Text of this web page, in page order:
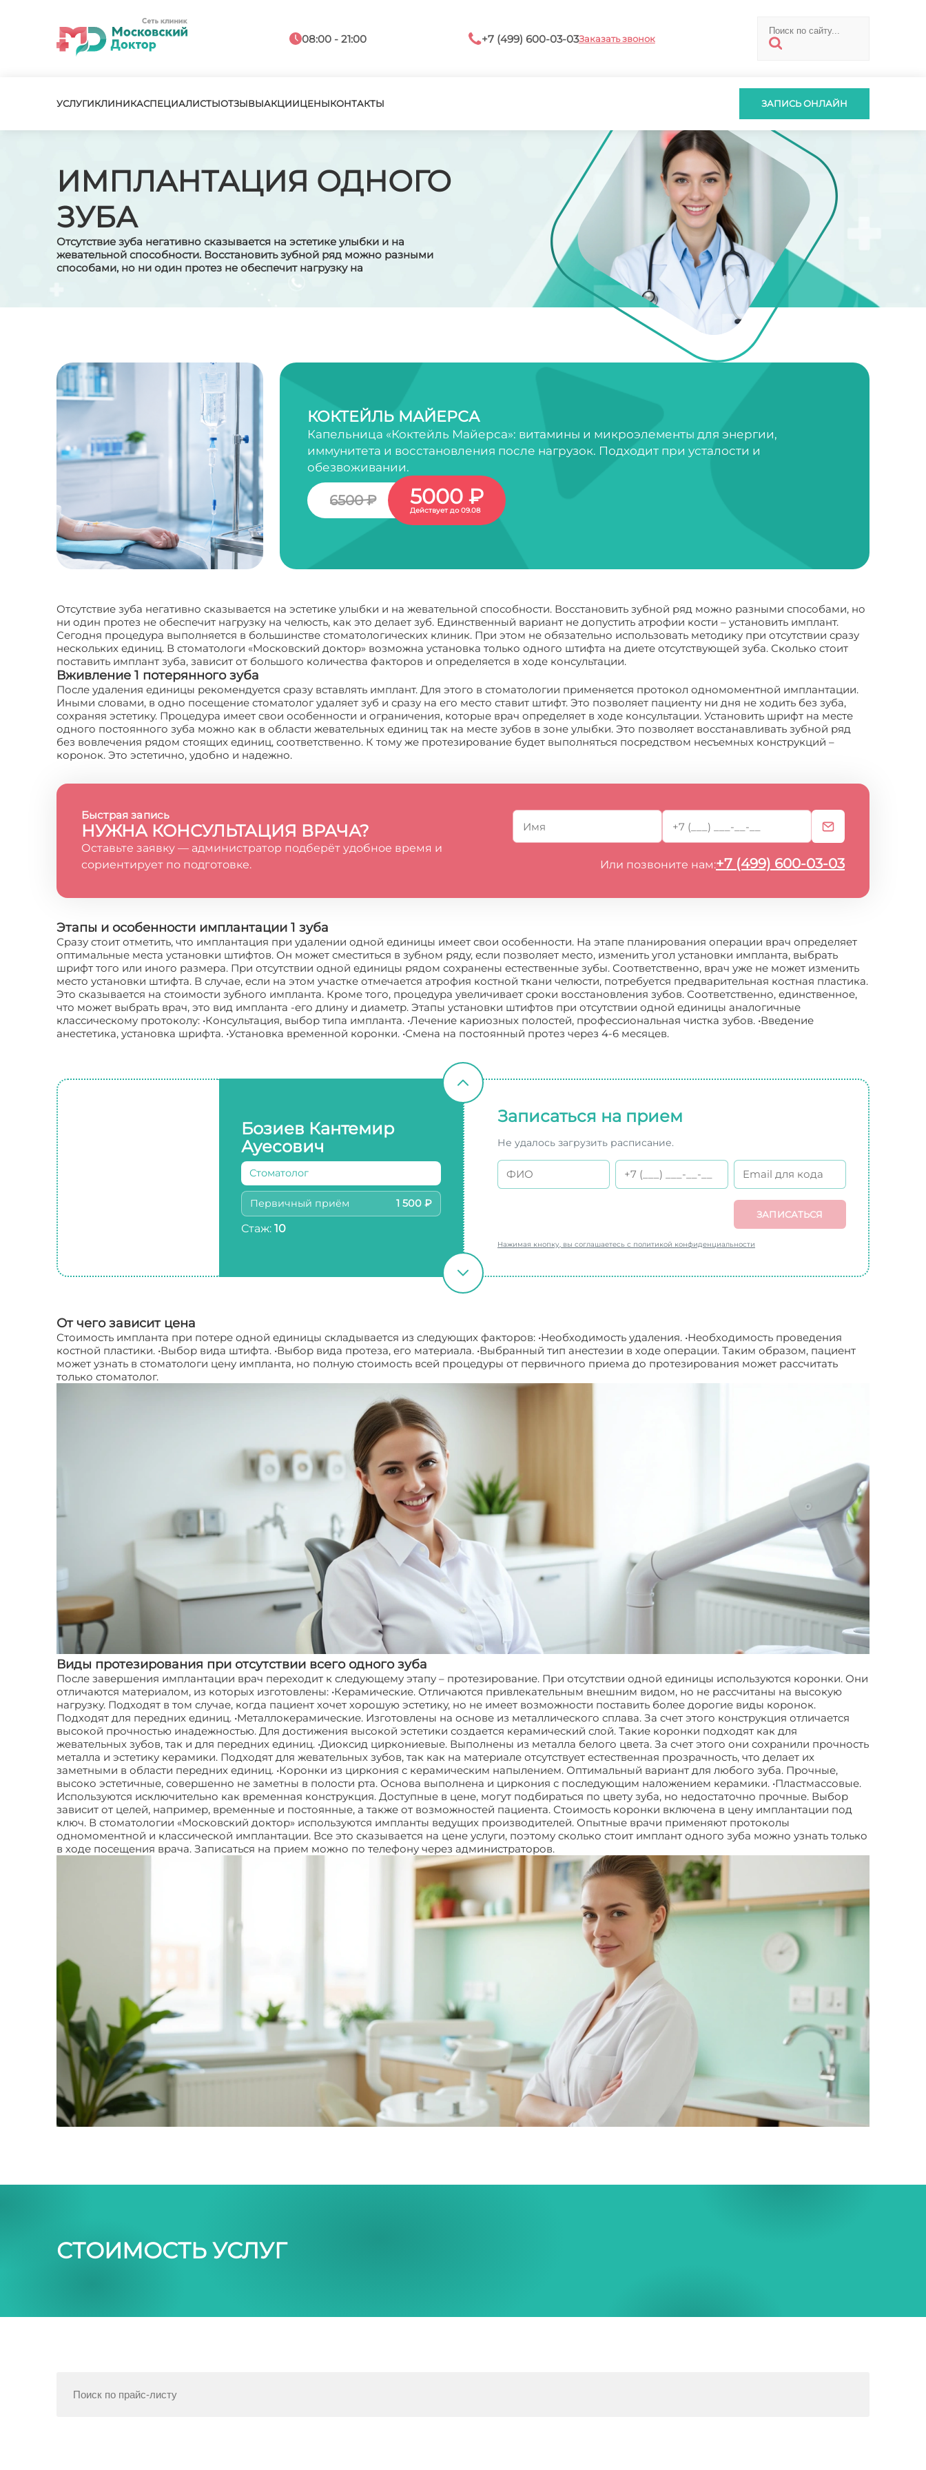
08:00 - 21:00 +7 (499) 600-03-03Заказать звонок
УСЛУГИКЛИНИКАСПЕЦИАЛИСТЫОТЗЫВЫАКЦИИЦЕНЫКОНТАКТЫ ЗАПИСЬ ОНЛАЙН
ИМПЛАНТАЦИЯ ОДНОГО
ЗУБА
Отсутствие зуба негативно сказывается на эстетике улыбки и на
жевательной способности. Восстановить зубной ряд можно разными
способами, но ни один протез не обеспечит нагрузку на
КОКТЕЙЛЬ МАЙЕРСА
Капельница «Коктейль Майерса»: витамины и микроэлементы для энергии,
иммунитета и восстановления после нагрузок. Подходит при усталости и
обезвоживании.
6500 ₽ 5000 ₽
Действует до 09.08
Отсутствие зуба негативно сказывается на эстетике улыбки и на жевательной способности. Восстановить зубной ряд можно разными способами, но
ни один протез не обеспечит нагрузку на челюсть, как это делает зуб. Единственный вариант не допустить атрофии кости – установить имплант.
Сегодня процедура выполняется в большинстве стоматологических клиник. При этом не обязательно использовать методику при отсутствии сразу
нескольких единиц. В стоматологи «Московский доктор» возможна установка только одного штифта на диете отсутствующей зуба. Сколько стоит
поставить имплант зуба, зависит от большого количества факторов и определяется в ходе консультации.
Вживление 1 потерянного зуба
После удаления единицы рекомендуется сразу вставлять имплант. Для этого в стоматологии применяется протокол одномоментной имплантации.
Иными словами, в одно посещение стоматолог удаляет зуб и сразу на его место ставит штифт. Это позволяет пациенту ни дня не ходить без зуба,
сохраняя эстетику. Процедура имеет свои особенности и ограничения, которые врач определяет в ходе консультации. Установить шрифт на месте
одного постоянного зуба можно как в области жевательных единиц так на месте зубов в зоне улыбки. Это позволяет восстанавливать зубной ряд
без вовлечения рядом стоящих единиц, соответственно. К тому же протезирование будет выполняться посредством несъемных конструкций –
коронок. Это эстетично, удобно и надежно.
Быстрая запись
НУЖНА КОНСУЛЬТАЦИЯ ВРАЧА?
Оставьте заявку — администратор подберёт удобное время и
сориентирует по подготовке.
Или позвоните нам:+7 (499) 600-03-03
Этапы и особенности имплантации 1 зуба
Сразу стоит отметить, что имплантация при удалении одной единицы имеет свои особенности. На этапе планирования операции врач определяет
оптимальные места установки штифтов. Он может сместиться в зубном ряду, если позволяет место, изменить угол установки импланта, выбрать
шрифт того или иного размера. При отсутствии одной единицы рядом сохранены естественные зубы. Соответственно, врач уже не может изменить
место установки штифта. В случае, если на этом участке отмечается атрофия костной ткани челюсти, потребуется предварительная костная пластика.
Это сказывается на стоимости зубного импланта. Кроме того, процедура увеличивает сроки восстановления зубов. Соответственно, единственное,
что может выбрать врач, это вид импланта -его длину и диаметр. Этапы установки штифтов при отсутствии одной единицы аналогичные
классическому протоколу: •Консультация, выбор типа импланта. •Лечение кариозных полостей, профессиональная чистка зубов. •Введение
анестетика, установка шрифта. •Установка временной коронки. •Смена на постоянный протез через 4-6 месяцев.
Бозиев Кантемир
Ауесович
Стоматолог
Первичный приём 1 500 ₽
Стаж: 10
Записаться на прием
Не удалось загрузить расписание.
ЗАПИСАТЬСЯ
Нажимая кнопку, вы соглашаетесь с политикой конфиденциальности
От чего зависит цена
Стоимость импланта при потере одной единицы складывается из следующих факторов: •Необходимость удаления. •Необходимость проведения
костной пластики. •Выбор вида штифта. •Выбор вида протеза, его материала. •Выбранный тип анестезии в ходе операции. Таким образом, пациент
может узнать в стоматологи цену импланта, но полную стоимость всей процедуры от первичного приема до протезирования может рассчитать
только стоматолог.
Виды протезирования при отсутствии всего одного зуба
После завершения имплантации врач переходит к следующему этапу – протезирование. При отсутствии одной единицы используются коронки. Они
отличаются материалом, из которых изготовлены: •Керамические. Отличаются привлекательным внешним видом, но не рассчитаны на высокую
нагрузку. Подходят в том случае, когда пациент хочет хорошую эстетику, но не имеет возможности поставить более дорогие виды коронок.
Подходят для передних единиц. •Металлокерамические. Изготовлены на основе из металлического сплава. За счет этого конструкция отличается
высокой прочностью инадежностью. Для достижения высокой эстетики создается керамический слой. Такие коронки подходят как для
жевательных зубов, так и для передних единиц. •Диоксид циркониевые. Выполнены из металла белого цвета. За счет этого они сохранили прочность
металла и эстетику керамики. Подходят для жевательных зубов, так как на материале отсутствует естественная прозрачность, что делает их
заметными в области передних единиц. •Коронки из циркония с керамическим напылением. Оптимальный вариант для любого зуба. Прочные,
высоко эстетичные, совершенно не заметны в полости рта. Основа выполнена и циркония с последующим наложением керамики. •Пластмассовые.
Используются исключительно как временная конструкция. Доступные в цене, могут подбираться по цвету зуба, но недостаточно прочные. Выбор
зависит от целей, например, временные и постоянные, а также от возможностей пациента. Стоимость коронки включена в цену имплантации под
ключ. В стоматологии «Московский доктор» используются импланты ведущих производителей. Опытные врачи применяют протоколы
одномоментной и классической имплантации. Все это сказывается на цене услуги, поэтому сколько стоит имплант одного зуба можно узнать только
в ходе посещения врача. Записаться на прием можно по телефону через администраторов.
СТОИМОСТЬ УСЛУГ